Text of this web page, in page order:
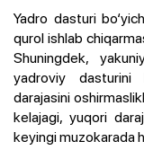
Yadro dasturi
qurol ishlab
Shuningdek,
yadroviy dasturini
darajasini
kelajagi, yuqori
keyingi muzokarada